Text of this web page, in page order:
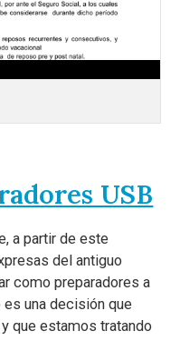
USB
a partir de este
del antiguo
como preparadores a
una decisión que
que estamos tratando